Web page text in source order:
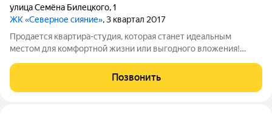
улица Семёна Билецкого,1
ЖК «Северное сияние», 3 квартал 2017
Продается квартира-студия, которая станет идеальным
местом для комфортной жизни или выгодного вложения!
площадью 3.9 кв.м. добавляет пространству особый шарм. В
квартире выполнен ремонт в светлых,
Позвонить